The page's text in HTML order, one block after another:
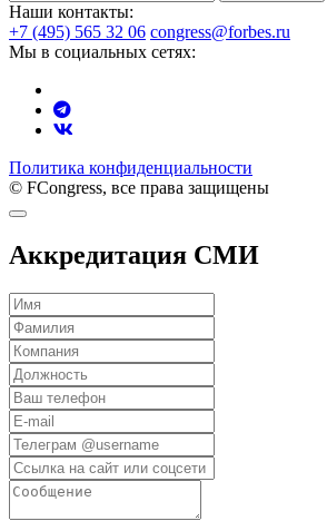
Наши контакты:
+7 (495) 565 32 06 congress@forbes.ru
Мы в социальных сетях:
Политика конфиденциальности
© FCongress, все права защищены
Аккредитация СМИ